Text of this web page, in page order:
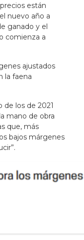
están
nuevo año a
ganado y el
comienza a
ajustados
la faena
de los de 2021
mano de obra
que, más
bajos márgenes